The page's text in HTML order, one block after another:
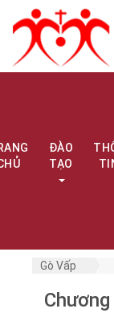
ĐÀO
TẠO
Gò Vấp